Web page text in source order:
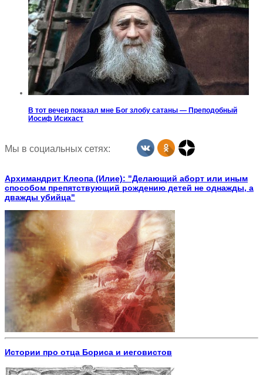
В тот вечер показал мне Бог злобу сатаны — Преподобный
Иосиф Исихаст
Мы в социальных сетях:
Архимандрит Клеопа (Илие): "Делающий аборт или иным
способом препятствующий рождению детей не однажды, а
дважды убийца"
Истории про отца Бориса и иеговистов